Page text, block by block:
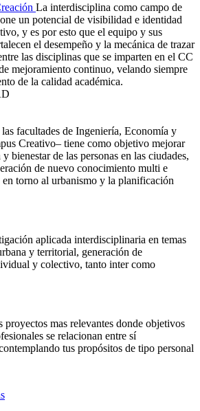
La interdisciplina como campo de
un potencial de visibilidad e identidad
y es por esto que el equipo y sus
el desempeño y la mecánica de trazar
las disciplinas que se imparten en el CC
mejoramiento continuo, velando siempre
de la calidad académica.
facultades de Ingeniería, Economía y
Creativo– tiene como objetivo mejorar
bienestar de las personas en las ciudades,
de nuevo conocimiento multi e
torno al urbanismo y la planificación
aplicada interdisciplinaria en temas
y territorial, generación de
y colectivo, tanto inter como
proyectos mas relevantes donde objetivos
se relacionan entre sí
tus propósitos de tipo personal